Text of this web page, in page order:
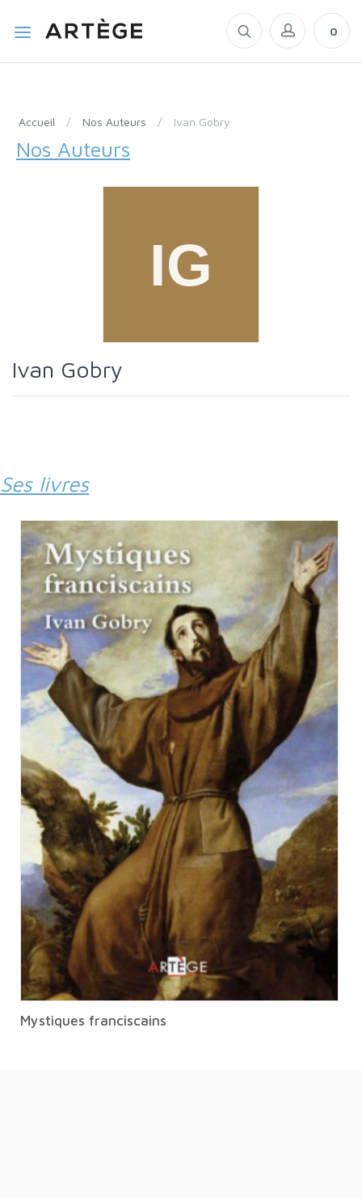
0
Accueil / Nos Auteurs / Ivan Gobry
Nos Auteurs
Ivan Gobry
Ses livres
Mystiques franciscains